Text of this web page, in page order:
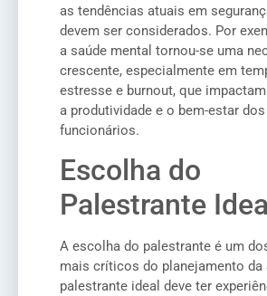
as tendências atuais em
devem ser considerados. Por
a saúde mental tornou-se uma
crescente, especialmente em
estresse e burnout, que
a produtividade e o bem-estar dos
funcionários.
Escolha do
Palestrante
A escolha do palestrante é um
mais críticos do planejamento da
palestrante ideal deve ter